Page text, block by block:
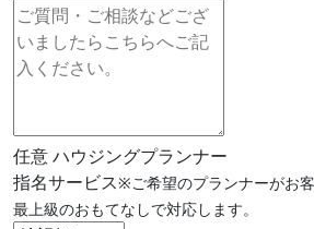
任意ハウジングプランナー
指名サービス※ご希望のプランナーがお
最上級のおもてなしで対応します。